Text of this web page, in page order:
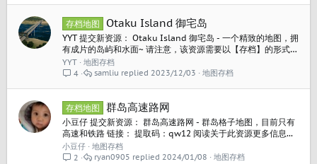
存档地图 Otaku Island 御宅岛
YYT 提交新资源： Otaku Island 御宅岛 - 一个精致的地图，拥
有成片的岛屿和水面~ 请注意，该资源需要以【存档】的形式导
入！（也就是放入Saves文件夹） 安装教程： 这张地图为了美
丽的建筑而生 全部解锁并且无限金钱~ 阅读关于此资源更多信
YYT
地图存档
4
地图存档
2023/12/03
samliu
存档地图 群岛高速路网
小豆仔 提交新资源： 群岛高速路网 - 群岛格子地图，目前只有
高速和铁路 链接： 提取码：qw12 阅读关于此资源更多信息...
小豆仔
地图存档
2
地图存档
2024/01/08
ryan0905